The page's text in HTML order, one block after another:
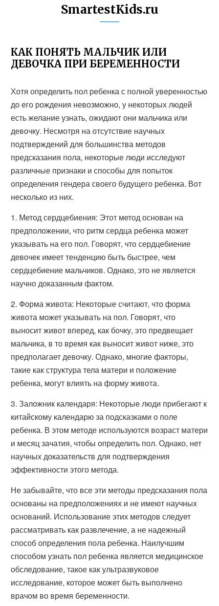
SmartestKids.ru
КАК ПОНЯТЬ МАЛЬЧИК ИЛИ
ДЕВОЧКА ПРИ БЕРЕМЕННОСТИ
Хотя определить пол ребенка с полной уверенностью
до его рождения невозможно, у некоторых людей
есть желание узнать, ожидают они мальчика или
девочку. Несмотря на отсутствие научных
подтверждений для большинства методов
предсказания пола, некоторые люди исследуют
различные признаки и способы для попыток
определения гендера своего будущего ребенка. Вот
несколько из них.
1. Метод сердцебиения: Этот метод основан на
предположении, что ритм сердца ребенка может
указывать на его пол. Говорят, что сердцебиение
девочек имеет тенденцию быть быстрее, чем
сердцебиение мальчиков. Однако, это не является
научно доказанным фактом.
2. Форма живота: Некоторые считают, что форма
живота может указывать на пол. Говорят, что
выносит живот вперед, как бочку, это предвещает
мальчика, в то время как выносит живот ниже, это
предполагает девочку. Однако, многие факторы,
такие как структура тела матери и положение
ребенка, могут влиять на форму живота.
3. Заложник календаря: Некоторые люди прибегают к
китайскому календарю за подсказками о поле
ребенка. В этом методе используются возраст матери
и месяц зачатия, чтобы определить пол. Однако, нет
научных доказательств для подтверждения
эффективности этого метода.
Не забывайте, что все эти методы предсказания пола
основаны на предположениях и не имеют научных
оснований. Использование этих методов следует
рассматривать как развлечение, а не надежный
способ определения пола ребенка. Наилучшим
способом узнать пол ребенка является медицинское
обследование, такое как ультразвуковое
исследование, которое может быть выполнено
врачом во время беременности.